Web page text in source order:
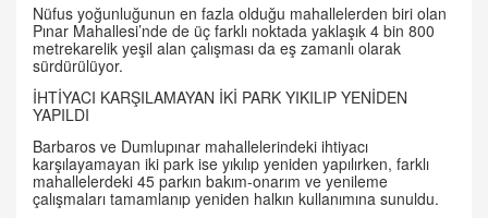
Nüfus yoğunluğunun en fazla olduğu mahallelerden biri olan
Pınar Mahallesi’nde de üç farklı noktada yaklaşık 4 bin 800
metrekarelik yeşil alan çalışması da eş zamanlı olarak
sürdürülüyor.
İHTİYACI KARŞILAMAYAN İKİ PARK YIKILIP YENİDEN
YAPILDI
Barbaros ve Dumlupınar mahallelerindeki ihtiyacı
karşılayamayan iki park ise yıkılıp yeniden yapılırken, farklı
mahallelerdeki 45 parkın bakım-onarım ve yenileme
çalışmaları tamamlanıp yeniden halkın kullanımına sunuldu.